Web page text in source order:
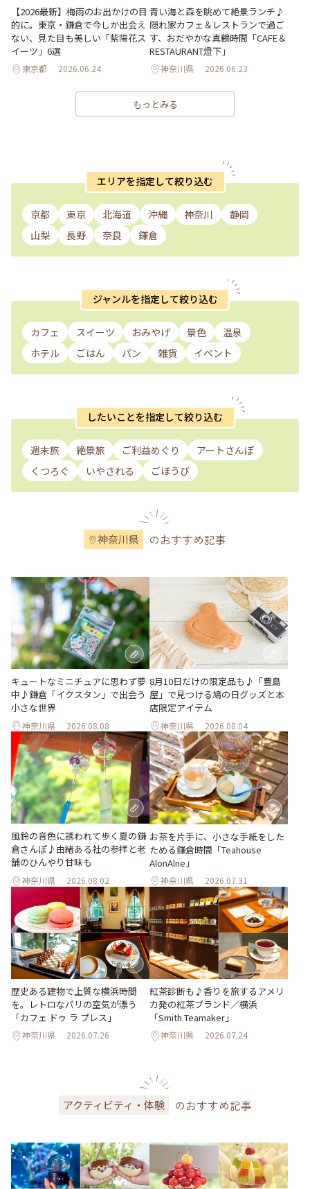
【2026最新】梅雨のお出かけの目
的に。東京・鎌倉で今しか出会え
ない、見た目も美しい「紫陽花ス
イーツ」6選
東京都 2026.06.24
青い海と森を眺めて絶景ランチ♪
隠れ家カフェ＆レストランで過ご
す、おだやかな真鶴時間「CAFE＆
RESTAURANT燈下」
神奈川県 2026.06.23
もっとみる
エリアを指定して絞り込む
京都 東京 北海道 沖縄 神奈川
静岡
山梨
長野 奈良 鎌倉
ジャンルを指定して絞り込む
カフェ スイーツ おみやげ 景色
温泉
ホテル
ごはん パン 雑貨 イベント
したいことを指定して絞り込む
週末旅 絶景旅 ご利益めぐり
アートさんぽ
くつろぐ
いやされる ごほうび
神奈川県 のおすすめ記事
キュートなミニチュアに思わず夢
中♪鎌倉「イクスタン」で出会う
小さな世界
神奈川県 2026.08.08
8月10日だけの限定品も♪「豊島
屋」で見つける鳩の日グッズと本
店限定アイテム
神奈川県 2026.08.04
風鈴の音色に誘われて歩く夏の鎌
倉さんぽ♪由緒ある社の参拝と老
舗のひんやり甘味も
神奈川県 2026.08.02
お茶を片手に、小さな手紙をした
ためる鎌倉時間「Teahouse
AlonAlne」
神奈川県 2026.07.31
歴史ある建物で上質な横浜時間
を。レトロなパリの空気が漂う
「カフェ ドゥ ラ プレス」
神奈川県 2026.07.26
紅茶診断も♪香りを旅するアメリ
カ発の紅茶ブランド／横浜
「Smith Teamaker」
神奈川県 2026.07.24
アクティビティ・体験 のおすすめ記事